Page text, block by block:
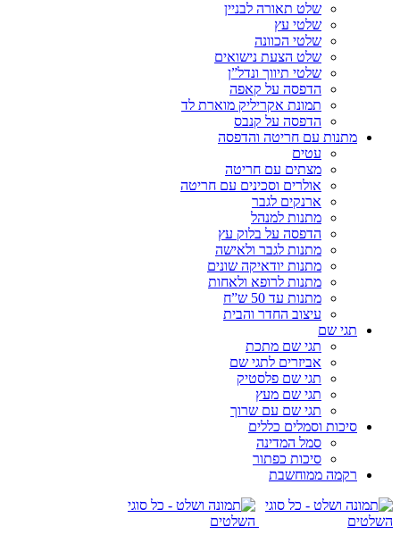
שלט תאורה לבניין
שלטי עץ
שלטי הכוונה
שלט הצעת נישואים
שלטי תיווך ונדל”ן
הדפסה על קאפה
תמונת אקריליק מוארת לד
הדפסה על קנבס
מתנות עם חריטה והדפסה
עטים
מצתים עם חריטה
אולרים וסכינים עם חריטה
ארנקים לגבר
מתנות למנהל
הדפסה על בלוק עץ
מתנות לגבר ולאישה
מתנות יודאיקה שונים
מתנות לרופא ולאחות
מתנות עד 50 ש”ח
עיצוב החדר והבית
תגי שם
תגי שם מתכת
אביזרים לתגי שם
תגי שם פלסטיק
תגי שם מעץ
תגי שם עם שרוך
סיכות וסמלים כללים
סמל המדינה
סיכות כפתור
רקמה ממוחשבת